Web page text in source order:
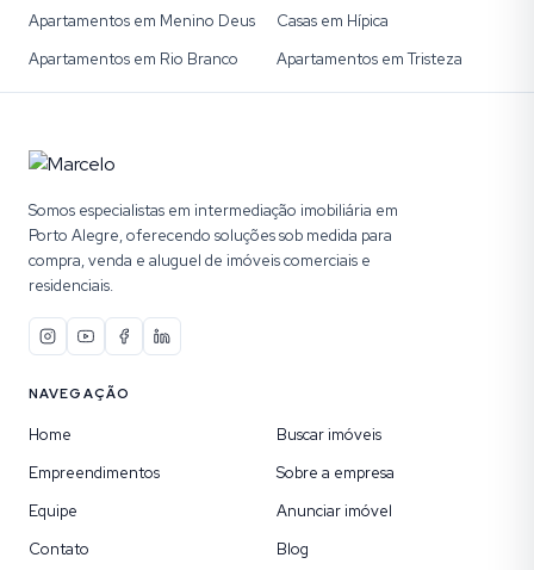
Apartamentos em Menino Deus
Casas em Hípica
Apartamentos em Rio Branco
Apartamentos em Tristeza
Somos especialistas em intermediação imobiliária em
Porto Alegre, oferecendo soluções sob medida para
compra, venda e aluguel de imóveis comerciais e
residenciais.
NAVEGAÇÃO
Home
Buscar imóveis
Empreendimentos
Sobre a empresa
Equipe
Anunciar imóvel
Contato
Blog